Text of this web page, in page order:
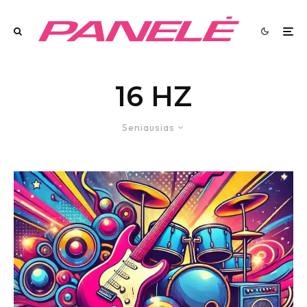
16 HZ
Seniausias